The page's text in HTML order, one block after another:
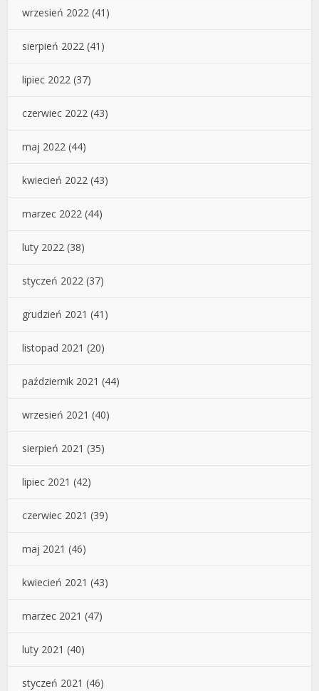
wrzesień 2022 (41)
sierpień 2022 (41)
lipiec 2022 (37)
czerwiec 2022 (43)
maj 2022 (44)
kwiecień 2022 (43)
marzec 2022 (44)
luty 2022 (38)
styczeń 2022 (37)
grudzień 2021 (41)
listopad 2021 (20)
październik 2021 (44)
wrzesień 2021 (40)
sierpień 2021 (35)
lipiec 2021 (42)
czerwiec 2021 (39)
maj 2021 (46)
kwiecień 2021 (43)
marzec 2021 (47)
luty 2021 (40)
styczeń 2021 (46)